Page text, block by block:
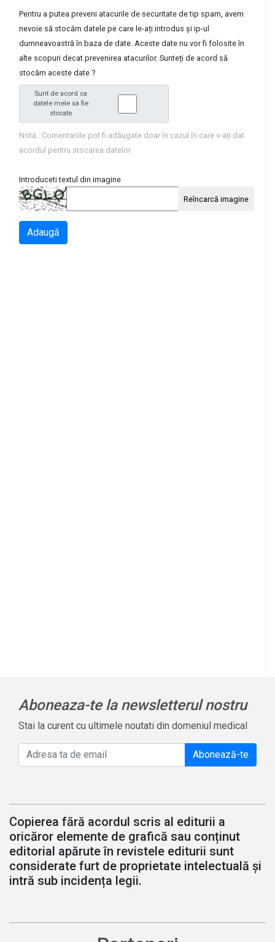
Pentru a putea preveni atacurile de securitate de tip spam, avem
nevoie să stocăm datele pe care le-ați introdus și ip-ul
dumneavoastră în baza de date. Aceste date nu vor fi folosite în
alte scopuri decat prevenirea atacurilor. Sunteți de acord să
stocăm aceste date ?
Sunt de acord ca
datele mele sa fie
stocate
Notă : Comentariile pot fi adăugate doar în cazul în care v-ați dat
acordul pentru stocarea datelor
Introduceti textul din imagine
Reîncarcă imagine
Adaugă
Aboneaza-te la newsletterul nostru
Stai la curent cu ultimele noutati din domeniul medical
Abonează-te
Copierea fără acordul scris al editurii a
oricăror elemente de grafică sau conținut
editorial apărute în revistele editurii sunt
considerate furt de proprietate intelectuală și
intră sub incidența legii.